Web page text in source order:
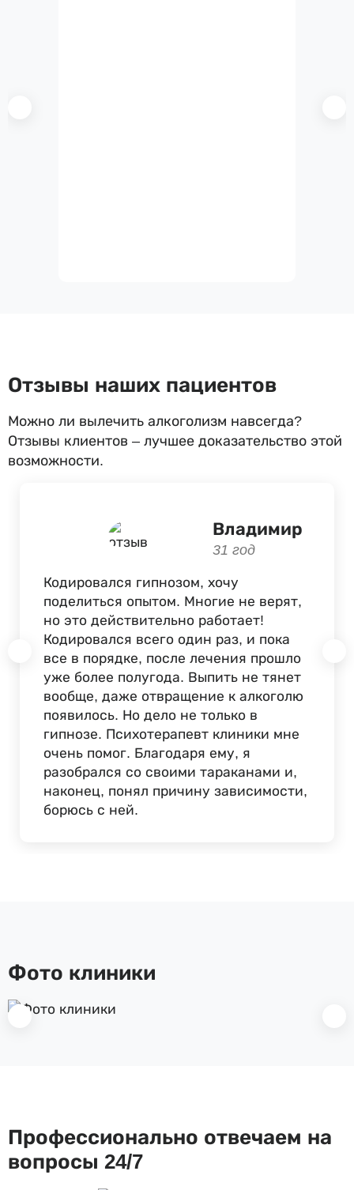
Отзывы наших пациентов
Можно ли вылечить алкоголизм навсегда?
Отзывы клиентов – лучшее доказательство этой
возможности.
Владимир
31 год
Кодировался гипнозом, хочу
поделиться опытом. Многие не верят,
но это действительно работает!
Кодировался всего один раз, и пока
все в порядке, после лечения прошло
уже более полугода. Выпить не тянет
вообще, даже отвращение к алкоголю
появилось. Но дело не только в
гипнозе. Психотерапевт клиники мне
очень помог. Благодаря ему, я
разобрался со своими тараканами и,
наконец, понял причину зависимости,
борюсь с ней.
Фото клиники
Профессионально отвечаем на
вопросы 24/7